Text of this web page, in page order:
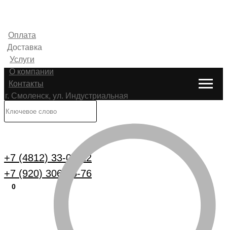
Оплата
Доставка
Услуги
О компании
Контакты
г. Смоленск, ул. Индустриальная
+7 (4812) 33-00-22
+7 (920) 306-25-76
0